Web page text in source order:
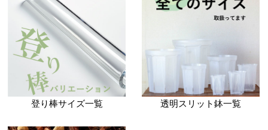
登り棒サイズ一覧 透明スリット鉢一覧